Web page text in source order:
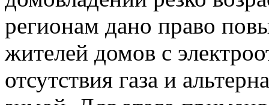
регионам дано право
жителей домов с
отсутствия газа и